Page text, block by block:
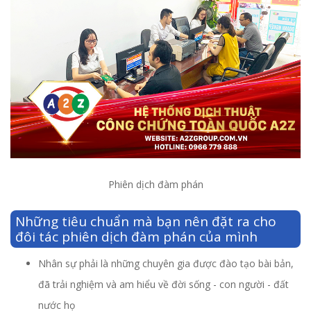
Phiên dịch đàm phán
Những tiêu chuẩn mà bạn nên đặt ra cho
đôi tác phiên dịch đàm phán của mình
Nhân sự phải là những chuyên gia được đào tạo bài bản,
đã trải nghiệm và am hiểu về đời sống - con người - đất
nước họ